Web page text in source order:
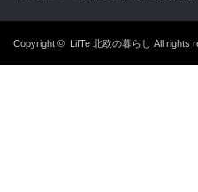
Copyright © LifTe 北欧の暮らし All rights